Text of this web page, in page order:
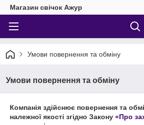
Магазин свічок Ажур
Умови повернення та обміну
Умови повернення та обміну
Компанія здійснює повернення та
належної якості згідно Закону «Про